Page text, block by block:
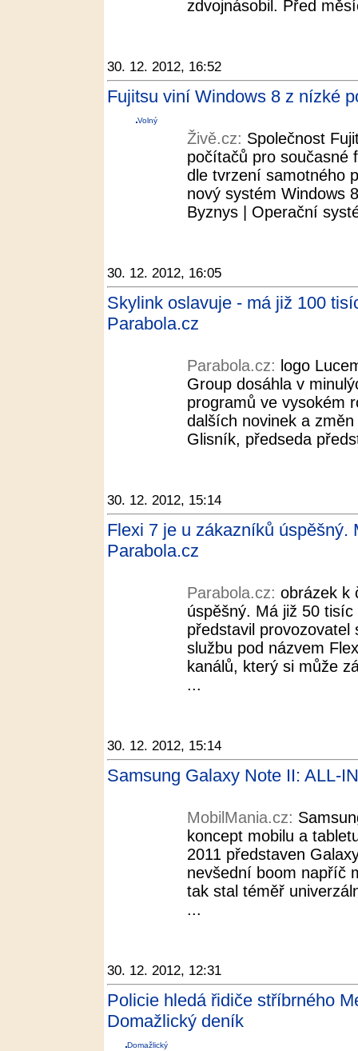
zdvojnásobil. Před
30. 12. 2012, 16:52
Fujitsu viní Windows 8 z nízké
Volný
Živě.cz: Společnost
počítačů pro současné
dle tvrzení samotného
nový systém Windows
Byznys | Operační
30. 12. 2012, 16:05
Skylink oslavuje - má již 100
Parabola.cz
Parabola.cz: logo
Group dosáhla v
programů ve vysokém
dalších novinek a
Glisník, předseda
30. 12. 2012, 15:14
Flexi 7 je u zákazníků úspěšný.
Parabola.cz
Parabola.cz: obrázek k
úspěšný. Má již 50
představil
službu pod názvem
kanálů, který si může
...
30. 12. 2012, 15:14
Samsung Galaxy Note II: ALL-
MobilMania.cz:
koncept mobilu a
2011 představen
nevšední boom napříč
tak stal téměř
...
30. 12. 2012, 12:31
Policie hledá řidiče stříbrného
Domažlický deník
Domažlický